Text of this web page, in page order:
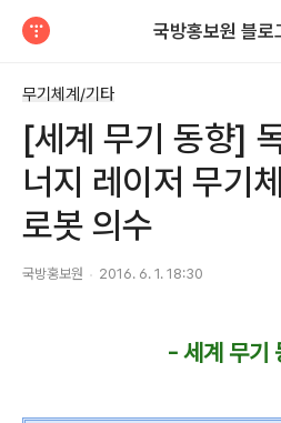
국방홍보원 블로
무기체계/기타
[세계 무기 동향]
너지 레이저 무기
로봇 의수
국방홍보원 2016. 6. 1. 18:30
- 세계 무기